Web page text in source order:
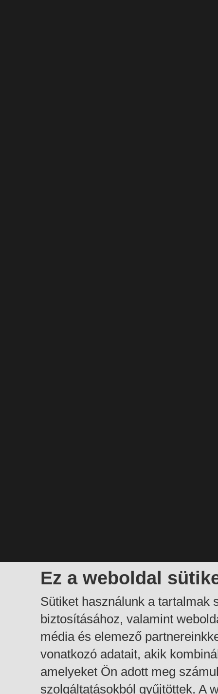
Ez a weboldal
Sütiket használunk a tartalmak
biztosításához, valamint
média és elemező
vonatkozó adatait, akik
amelyeket Ön adott meg
szolgáltatásokból gyűjtöttek. A